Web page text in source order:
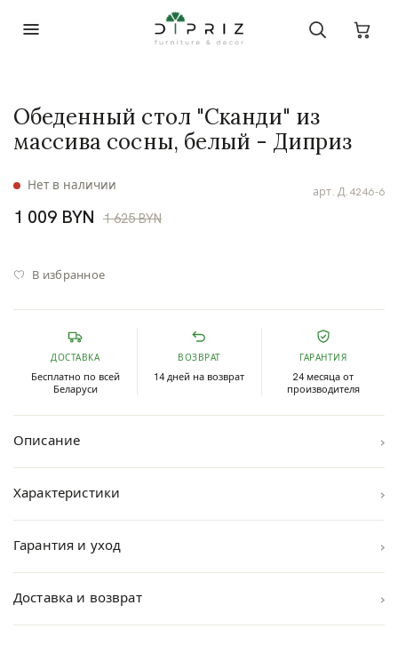
арт. Д.4246-6
Нет в наличии
Обеденный стол "Сканди" из
массива сосны, белый - Диприз
1 009 BYN 1 625 BYN
В избранное
ДОСТАВКА
Бесплатно по всей
Беларуси
ВОЗВРАТ
14 дней на возврат
ГАРАНТИЯ
24 месяца от
производителя
Описание ›
Характеристики ›
Гарантия и уход ›
Доставка и возврат ›